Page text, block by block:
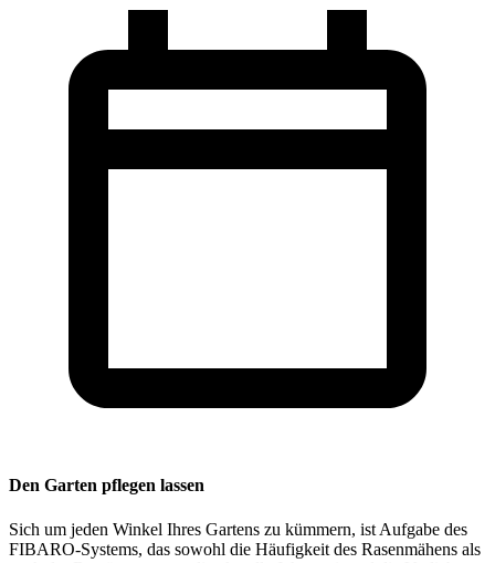
Den Garten pflegen lassen
Sich um jeden Winkel Ihres Gartens zu kümmern, ist Aufgabe des
FIBARO-Systems, das sowohl die Häufigkeit des Rasenmähens als